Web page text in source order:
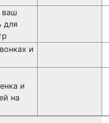
ваш
для
и
и
на